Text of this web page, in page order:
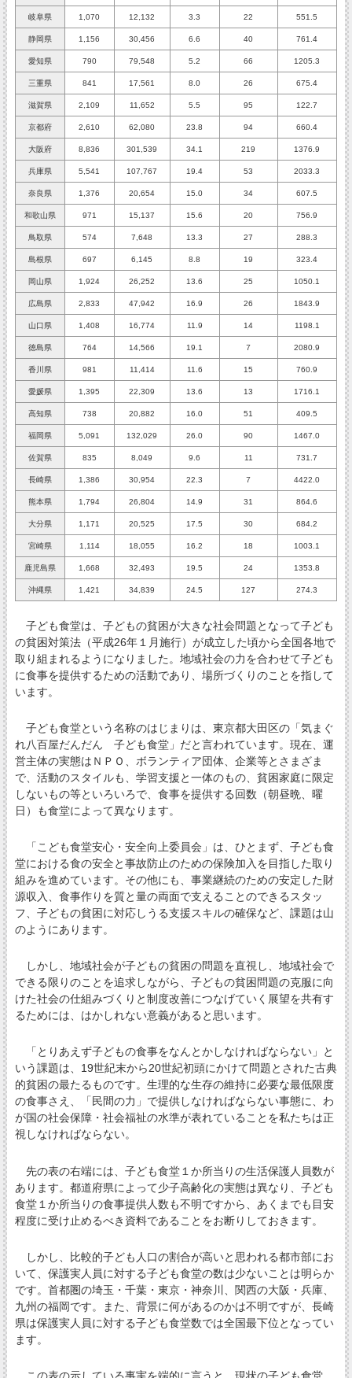
岐阜県 1,070 12,132 3.3 22 551.5
静岡県 1,156 30,456 6.6 40 761.4
愛知県 790 79,548 5.2 66 1205.3
三重県 841 17,561 8.0 26 675.4
滋賀県 2,109 11,652 5.5 95 122.7
京都府 2,610 62,080 23.8 94 660.4
大阪府 8,836 301,539 34.1 219 1376.9
兵庫県 5,541 107,767 19.4 53 2033.3
奈良県 1,376 20,654 15.0 34 607.5
和歌山県 971 15,137 15.6 20 756.9
鳥取県 574 7,648 13.3 27 288.3
島根県 697 6,145 8.8 19 323.4
岡山県 1,924 26,252 13.6 25 1050.1
広島県 2,833 47,942 16.9 26 1843.9
山口県 1,408 16,774 11.9 14 1198.1
徳島県 764 14,566 19.1 ７ 2080.9
香川県 981 11,414 11.6 15 760.9
愛媛県 1,395 22,309 13.6 13 1716.1
高知県 738 20,882 16.0 51 409.5
福岡県 5,091 132,029 26.0 90 1467.0
佐賀県 835 8,049 9.6 11 731.7
長崎県 1,386 30,954 22.3 ７ 4422.0
熊本県 1,794 26,804 14.9 31 864.6
大分県 1,171 20,525 17.5 30 684.2
宮崎県 1,114 18,055 16.2 18 1003.1
鹿児島県 1,668 32,493 19.5 24 1353.8
沖縄県 1,421 34,839 24.5 127 274.3
子ども食堂は、子どもの貧困が大きな社会問題となって子ども
の貧困対策法（平成26年１月施行）が成立した頃から全国各地で
取り組まれるようになりました。地域社会の力を合わせて子ども
に食事を提供するための活動であり、場所づくりのことを指して
います。
子ども食堂という名称のはじまりは、東京都大田区の「気まぐ
れ八百屋だんだん 子ども食堂」だと言われています。現在、運
営主体の実態はＮＰＯ、ボランティア団体、企業等とさまざま
で、活動のスタイルも、学習支援と一体のもの、貧困家庭に限定
しないもの等といろいろで、食事を提供する回数（朝昼晩、曜
日）も食堂によって異なります。
「こども食堂安心・安全向上委員会」は、ひとまず、子ども食
堂における食の安全と事故防止のための保険加入を目指した取り
組みを進めています。その他にも、事業継続のための安定した財
源収入、食事作りを質と量の両面で支えることのできるスタッ
フ、子どもの貧困に対応しうる支援スキルの確保など、課題は山
のようにあります。
しかし、地域社会が子どもの貧困の問題を直視し、地域社会で
できる限りのことを追求しながら、子どもの貧困問題の克服に向
けた社会の仕組みづくりと制度改善につなげていく展望を共有す
るためには、はかしれない意義があると思います。
「とりあえず子どもの食事をなんとかしなければならない」と
いう課題は、19世紀末から20世紀初頭にかけて問題とされた古典
的貧困の最たるものです。生理的な生存の維持に必要な最低限度
の食事さえ、「民間の力」で提供しなければならない事態に、わ
が国の社会保障・社会福祉の水準が表れていることを私たちは正
視しなければならない。
先の表の右端には、子ども食堂１か所当りの生活保護人員数が
あります。都道府県によって少子高齢化の実態は異なり、子ども
食堂１か所当りの食事提供人数も不明ですから、あくまでも目安
程度に受け止めるべき資料であることをお断りしておきます。
しかし、比較的子ども人口の割合が高いと思われる都市部にお
いて、保護実人員に対する子ども食堂の数は少ないことは明らか
です。首都圏の埼玉・千葉・東京・神奈川、関西の大阪・兵庫、
九州の福岡です。また、背景に何があるのかは不明ですが、長崎
県は保護実人員に対する子ども食堂数では全国最下位となってい
ます。